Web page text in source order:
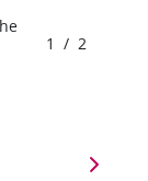
1 / 2